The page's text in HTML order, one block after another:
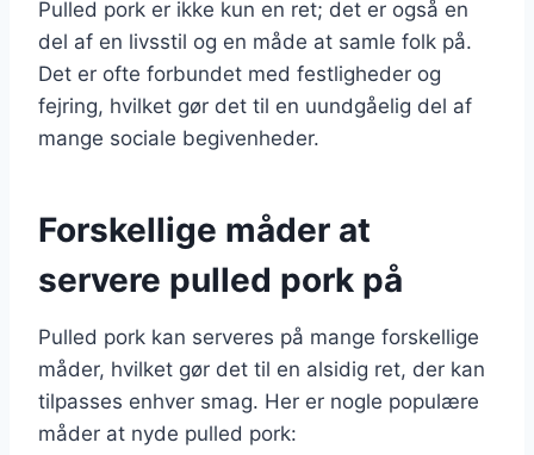
Pulled pork er ikke kun en ret; det er også en
del af en livsstil og en måde at samle folk på.
Det er ofte forbundet med festligheder og
fejring, hvilket gør det til en uundgåelig del af
mange sociale begivenheder.
Forskellige måder at
servere pulled pork på
Pulled pork kan serveres på mange forskellige
måder, hvilket gør det til en alsidig ret, der kan
tilpasses enhver smag. Her er nogle populære
måder at nyde pulled pork: